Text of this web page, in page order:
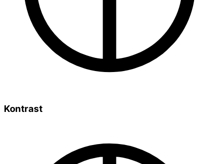
Kontrast